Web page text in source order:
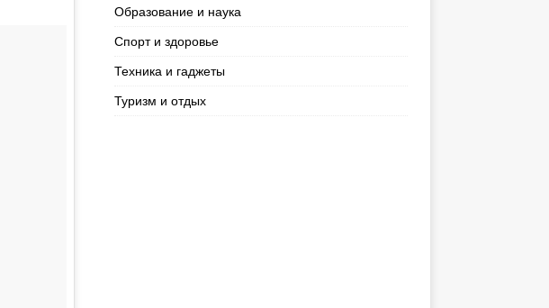
Образование и наука
Спорт и здоровье
Техника и гаджеты
Туризм и отдых